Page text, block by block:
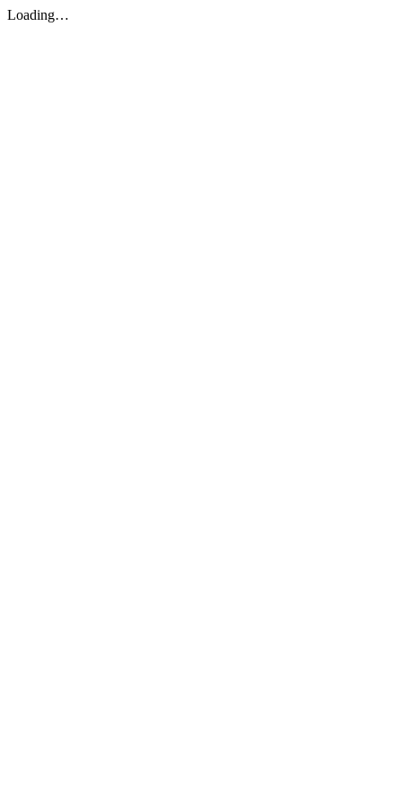
Loading…